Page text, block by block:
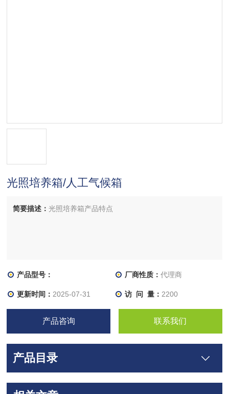
光照培养箱/人工气候箱
简要描述：光照培养箱产品特点
产品型号： 厂商性质： 代理商
更新时间： 2025-07-31 访 问 量： 2200
产品咨询 联系我们
产品目录